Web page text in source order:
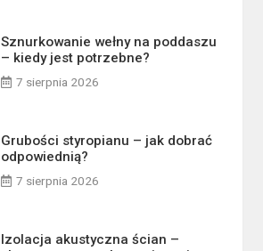
Sznurkowanie wełny na poddaszu
– kiedy jest potrzebne?
7 sierpnia 2026
Grubości styropianu – jak dobrać
odpowiednią?
7 sierpnia 2026
Izolacja akustyczna ścian –